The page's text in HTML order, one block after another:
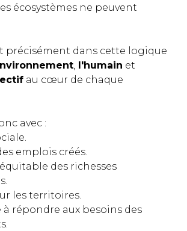
écosystèmes ne peuvent
précisément dans cette logique
, l'humain et
au cœur de chaque
avec :
emplois créés.
des richesses
les territoires.
à répondre aux besoins des